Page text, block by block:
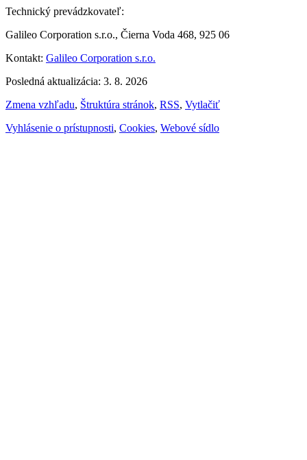
Technický prevádzkovateľ:
Galileo Corporation s.r.o., Čierna Voda 468, 925 06
Kontakt: Galileo Corporation s.r.o.
Posledná aktualizácia: 3. 8. 2026
Zmena vzhľadu, Štruktúra stránok, RSS, Vytlačiť
Vyhlásenie o prístupnosti, Cookies, Webové sídlo